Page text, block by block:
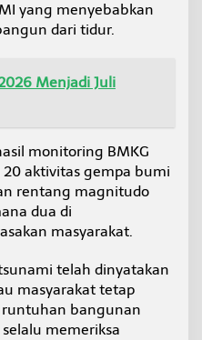
yang menyebabkan
dari tidur.
Menjadi Juli
monitoring BMKG
aktivitas gempa bumi
rentang magnitudo
dua di
masyarakat.
telah dinyatakan
masyarakat tetap
runtuhan bangunan
memeriksa